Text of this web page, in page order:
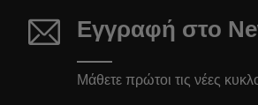
Εγγραφή στο
Μάθετε πρώτοι τις νέες